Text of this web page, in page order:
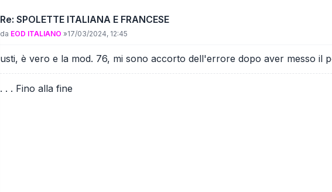
Re: SPOLETTE ITALIANA E FRANCESE
Messaggio
da EOD ITALIANO »17/03/2024, 12:45
usti, è vero e la mod. 76, mi sono accorto dell'errore dopo aver messo il
. . . Fino alla fine